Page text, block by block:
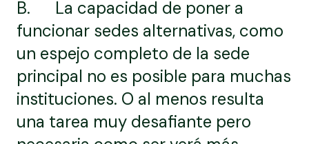
B. La capacidad de poner a
funcionar sedes alternativas, como
un espejo completo de la sede
principal no es posible para muchas
instituciones. O al menos resulta
una tarea muy desafiante pero